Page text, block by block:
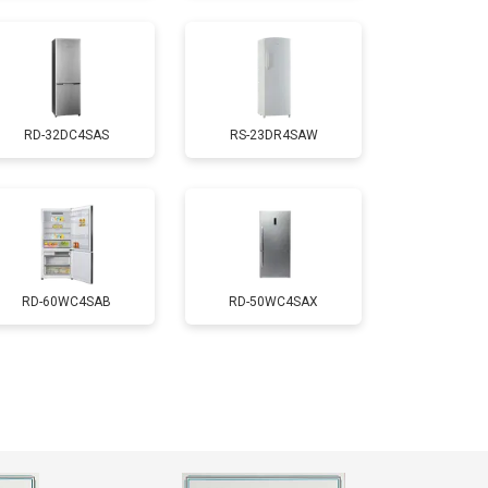
Заказать
1700 ₽ Заказать
4750 ₽
3650 ₽
RD-32DC4SAS RS-23DR4SAW
RD-60WC4SAB RD-50WC4SAX